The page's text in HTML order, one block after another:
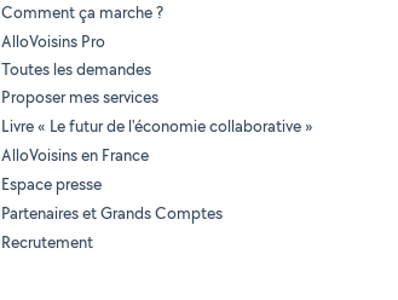
Comment ça marche ?
AlloVoisins Pro
Toutes les demandes
Proposer mes services
Livre « Le futur de l'économie collaborative »
AlloVoisins en France
Espace presse
Partenaires et Grands Comptes
Recrutement